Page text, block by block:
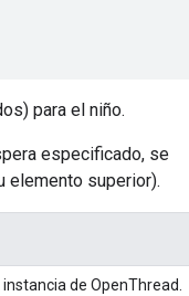
para el niño.
especificado, se
elemento superior).
de OpenThread.